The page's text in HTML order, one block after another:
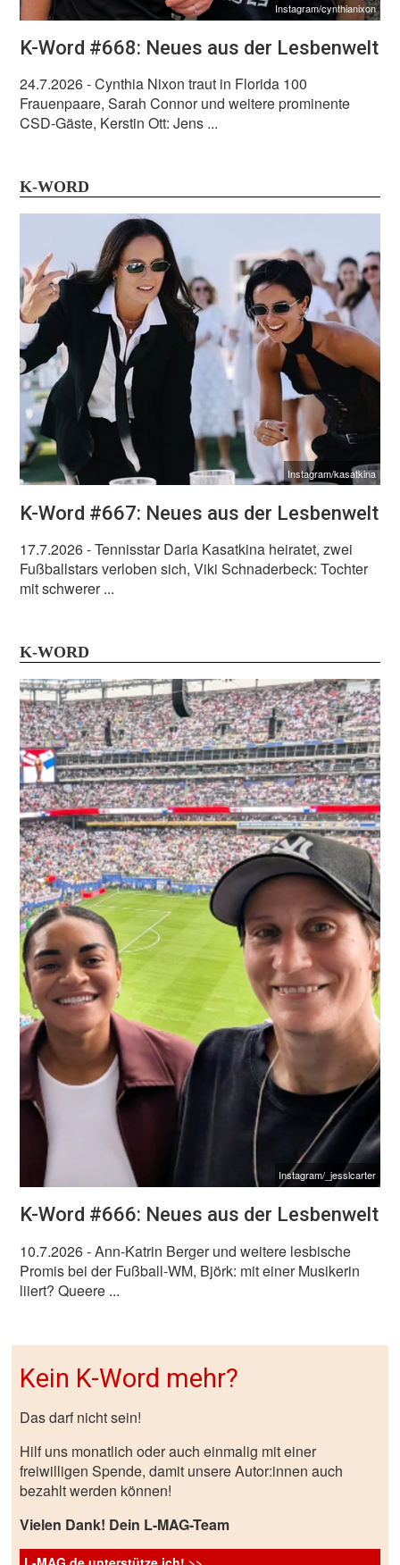
Instagram/cynthianixon
K-Word #668: Neues aus der Lesbenwelt
24.7.2026- Cynthia Nixon traut in Florida 100
Frauenpaare, Sarah Connor und weitere prominente
CSD-Gäste, Kerstin Ott: Jens ...
K-WORD
Instagram/kasatkina
K-Word #667: Neues aus der Lesbenwelt
17.7.2026- Tennisstar Daria Kasatkina heiratet, zwei
Fußballstars verloben sich, Viki Schnaderbeck: Tochter
mit schwerer ...
K-WORD
Instagram/_jesslcarter
K-Word #666: Neues aus der Lesbenwelt
10.7.2026- Ann-Katrin Berger und weitere lesbische
Promis bei der Fußball-WM, Björk: mit einer Musikerin
liiert? Queere ...
Kein K-Word mehr?
Das darf nicht sein!
Hilf uns monatlich oder auch einmalig mit einer
freiwilligen Spende, damit unsere Autor:innen auch
bezahlt werden können!
Vielen Dank! Dein L-MAG-Team